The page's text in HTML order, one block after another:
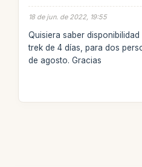
18 de jun. de 2022, 19:55
Quisiera saber
trek de 4 días, para dos
de agosto. Gracias